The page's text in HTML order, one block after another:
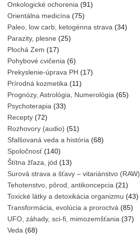
Onkologické ochorenia (91)
Orientálna medicína (75)
Paleo, low carb, ketogénna strava (34)
Parazity, plesne (25)
Plochá Zem (17)
Pohybové cvičenia (6)
Prekyslenie-úprava PH (17)
Prírodná kozmetika (11)
Prognózy, Astrológia, Numerológia (65)
Psychoterapia (33)
Recepty (72)
Rozhovory (audio) (51)
Sfalšovaná veda a história (68)
Spoločnosť(140)
Štítna žľaza, jód (13)
Surová strava a šťavy – vitariánstvo (RAW)
Tehotenstvo, pôrod, antikoncepcia (21)
Toxické látky a detoxikácia organizmu (43)
Transformácia, evolúcia a proroctvá (85)
UFO, záhady, sci-fi, mimozemšťania (37)
Veda (68)